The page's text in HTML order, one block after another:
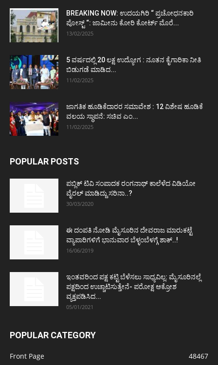
BREAKING NOW: ಉದಯಗಿರಿ “ ಪ್ರಚೋಧನಕಾರಿ
ಪೋಸ್ಟ್‌ “: ಜಾಮೀನು ಕೋರಿ ಕೋರ್ಟ್‌ ಮೊರೆ...
13/02/2025
5 ವರ್ಷದಲ್ಲಿ 20 ಲಕ್ಷ ಉದ್ಯೋಗ : ನೂತನ ಕೈಗಾರಿಕಾ ನೀತಿ
ಬಿಡುಗಡೆ ಮಾಡಿದ...
11/02/2025
ಜಾಗತಿಕ ಹೂಡಿಕೆದಾರರ ಸಮಾವೇಶ : 12 ವಿಶೇಷ ಹೂಡಿಕೆ
ವಲಯ ಸ್ಥಾಪನೆ: ಸಚಿವ ಎಂ...
11/02/2025
POPULAR POSTS
ಪಬ್ಲಿಕ್ ಟಿವಿ ಸಂಪಾದಕ ರಂಗನಾಥ್ ಕಾಲೆಳೆದ ವಿಡಿಯೋ
ವೈರಲ್ ಮಾಡಿದ್ದು ಸರಿನಾ..?
30/03/2020
ಈ ದಂಪತಿ ನೋಡಿ ಮೈಸೂರಿನ ದೇವರಾಜ ಮಾರುಕಟ್ಟೆ
ವ್ಯಾಪಾರಿಗಳಿಗೆ ಭಾನುವಾರ ಬೆಳ್ಳಂಬೆಳಗ್ಗೆ ಶಾಕ್..!
16/06/2019
ಇಂತವರಿಂದ ಪಕ್ಷ ಕಟ್ಟಿ ಬೆಳೆಸಲು ಸಾಧ್ಯವಿಲ್ಲ: ಮೈಸೂರಿನಲ್ಲೆ
ಪಕ್ಷದಿಂದ ಉಚ್ಚಾಟಿಸುತ್ತೇನೆ- ಪರೋಕ್ಷ ಆಕ್ರೋಶ
ವ್ಯಕ್ತಪಡಿಸಿದ...
05/01/2021
POPULAR CATEGORY
Front Page
48467